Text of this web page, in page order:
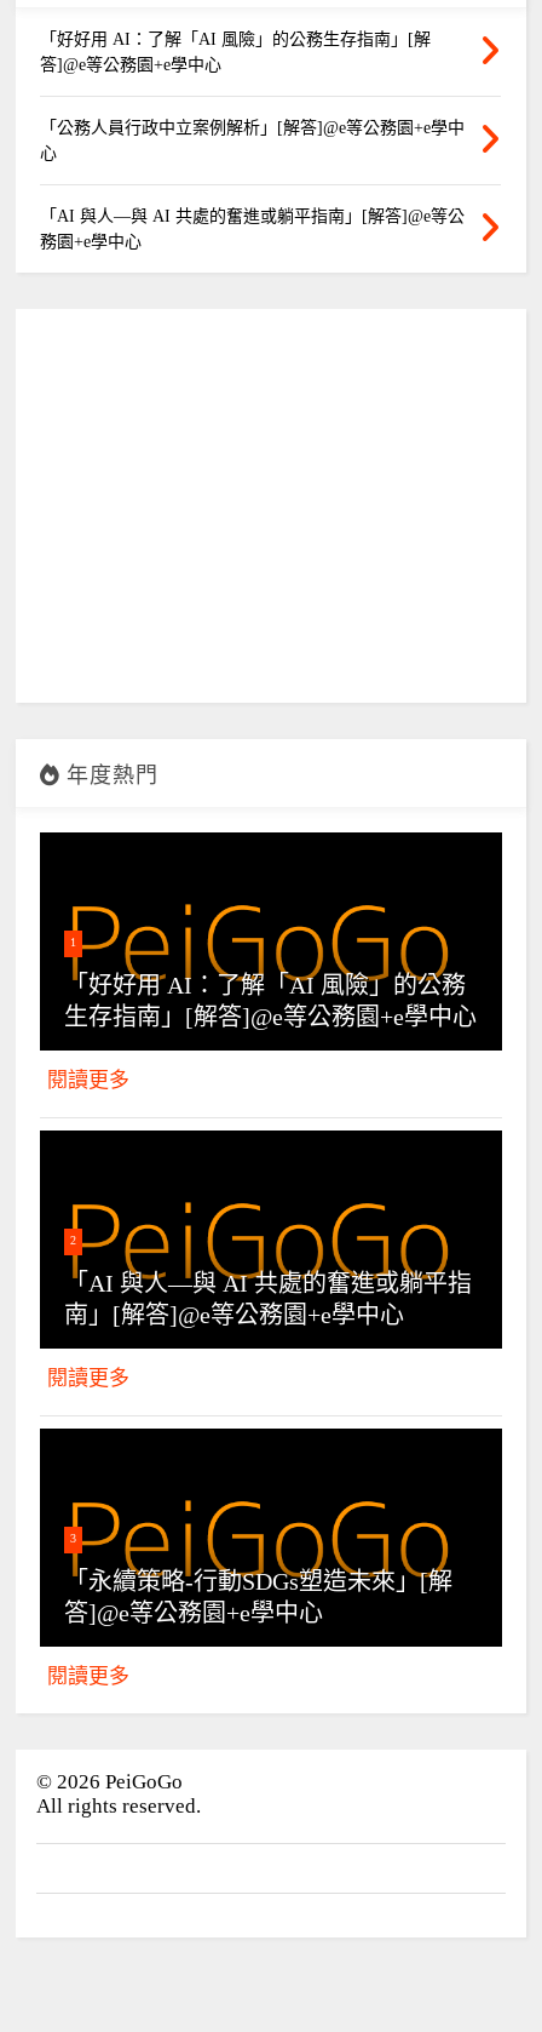
「好好用 AI：了解「AI 風險」的公務生存指南」[解
答]@e等公務園+e學中心
「公務人員行政中立案例解析」[解答]@e等公務園+e學中
心
「AI 與人—與 AI 共處的奮進或躺平指南」[解答]@e等公
務園+e學中心
年度熱門
1
「好好用 AI：了解「AI 風險」的公務
生存指南」[解答]@e等公務園+e學中心
閱讀更多
2
「AI 與人—與 AI 共處的奮進或躺平指
南」[解答]@e等公務園+e學中心
閱讀更多
3
「永續策略-行動SDGs塑造未來」[解
答]@e等公務園+e學中心
閱讀更多
© 2026 PeiGoGo
All rights reserved.